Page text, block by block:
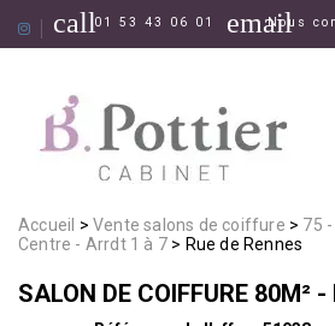
call01 53 43 06 01 email
Nous
Accueil Vente salons de coiffure 75
Centre - Arrdt 1 à 7
Rue de Rennes
SALON DE COIFFURE 80M² -